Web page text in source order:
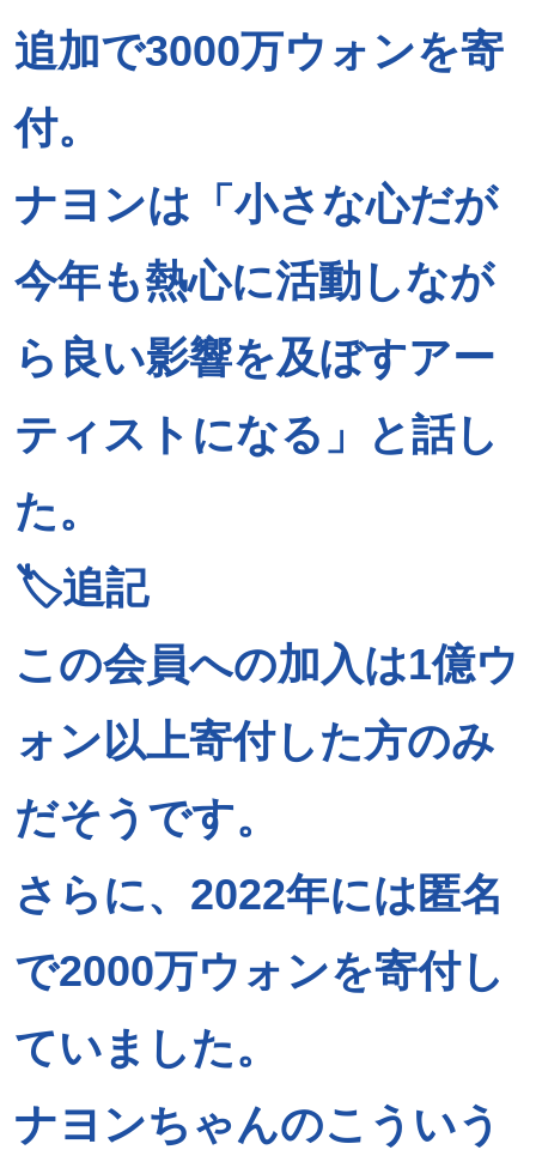
追加で3000万ウォンを寄
付。
ナヨンは「小さな心だが
今年も熱心に活動しなが
ら良い影響を及ぼすアー
ティストになる」と話し
た。
🏷️追記
この会員への加入は1億ウ
ォン以上寄付した方のみ
だそうです。
さらに、2022年には匿名
で2000万ウォンを寄付し
ていました。
ナヨンちゃんのこういう